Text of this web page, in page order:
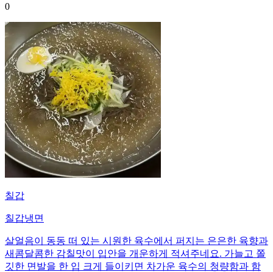
0
칠갑
칠갑냉면
살얼음이 동동 떠 있는 시원한 육수에서 퍼지는 은은한 육향과
새콤달콤한 감칠맛이 입안을 개운하게 적셔주네요. 가늘고 쫄
깃한 면발을 한 입 크게 들이키면 차가운 육수의 청량함과 함